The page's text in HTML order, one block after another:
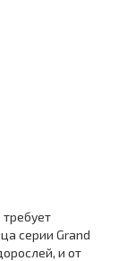
серии Grand
и от